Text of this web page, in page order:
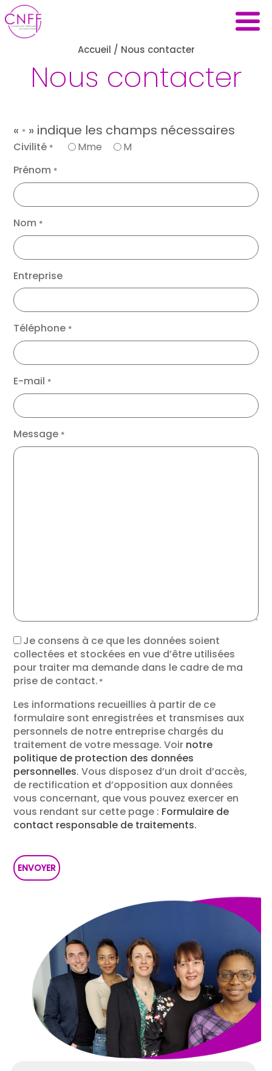
Accueil / Nous contacter
Nous contacter
« * » indique les champs nécessaires
Civilité * Mme
M
Prénom *
Nom *
Entreprise
Téléphone *
E-mail *
Message *
RGPD
*
Je consens à ce que les données soient
collectées et stockées en vue d’être utilisées
pour traiter ma demande dans le cadre de ma
prise de contact. *
Les informations recueillies à partir de ce
formulaire sont enregistrées et transmises aux
personnels de notre entreprise chargés du
traitement de votre message. Voir notre
politique de protection des données
personnelles. Vous disposez d’un droit d’accès,
de rectification et d’opposition aux données
vous concernant, que vous pouvez exercer en
vous rendant sur cette page : Formulaire de
contact responsable de traitements.